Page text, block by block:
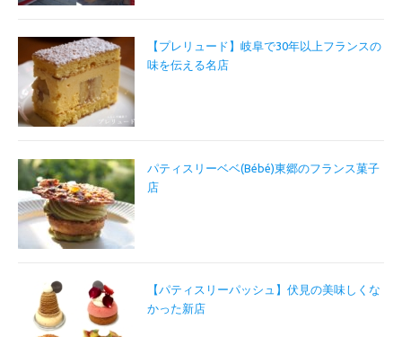
【プレリュード】岐阜で30年以上フランスの
味を伝える名店
パティスリーベベ(Bébé)東郷のフランス菓子
店
【パティスリーパッシュ】伏見の美味しくな
かった新店